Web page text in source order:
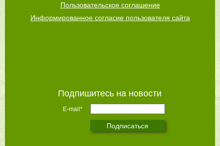
Пользовательское соглашение
Информированное согласие пользователя сайта
Подпишитесь на новости
E-mail*